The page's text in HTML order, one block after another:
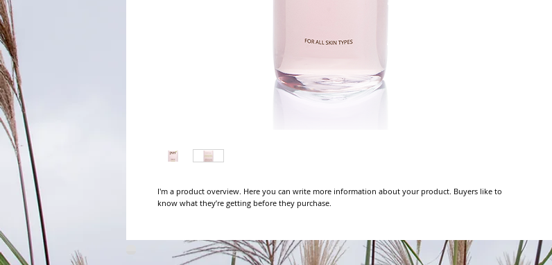
I'm a product overview. Here you can write more information about your product. Buyers like to
know what they’re getting before they purchase.